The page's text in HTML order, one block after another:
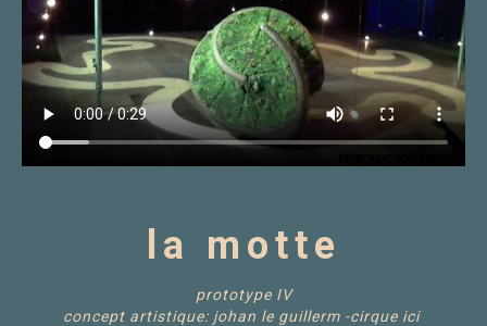
la motte
prototype IV
concept artistique: johan le guillerm -cirque ici